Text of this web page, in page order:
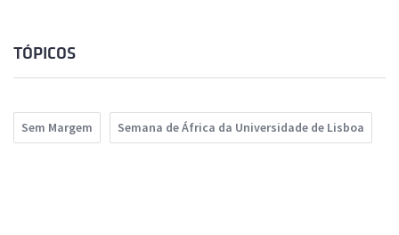
TÓPICOS
Sem Margem Semana de África da Universidade de Lisboa